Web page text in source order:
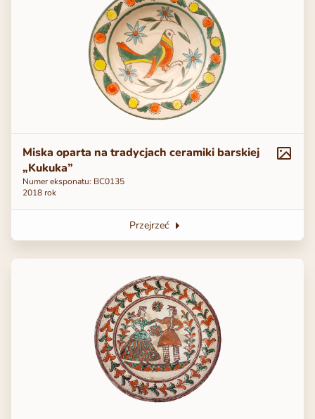
Miska oparta na tradycjach ceramiki barskiej
„Kukuka”
Numer eksponatu: ВС0135
2018 rok
Przejrzeć